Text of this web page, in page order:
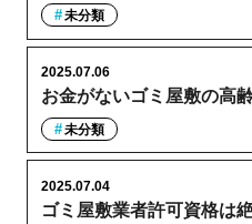
未分類
お金がないゴミ屋敷の高
2025.07.06
未分類
ゴミ屋敷業者許可資格は
2025.07.04